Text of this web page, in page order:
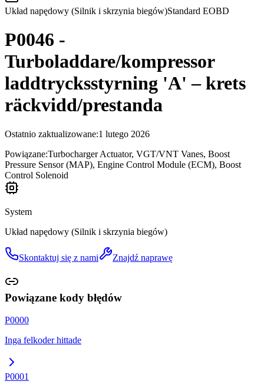
Układ napędowy (Silnik i skrzynia biegów)Standard EOBD
P0046 -
Turboladdare/kompressor
laddtrycksstyrning 'A' – krets
räckvidd/prestanda
Ostatnio zaktualizowane:1 lutego 2026
Powiązane:Turbocharger Actuator, VGT/VNT Vanes, Boost
Pressure Sensor (MAP), Engine Control Module (ECM), Boost
Control Solenoid
System
Układ napędowy (Silnik i skrzynia biegów)
Skontaktuj się z nami Znajdź naprawę
Powiązane kody błędów
P0000
Inga felkoder hittade
P0001